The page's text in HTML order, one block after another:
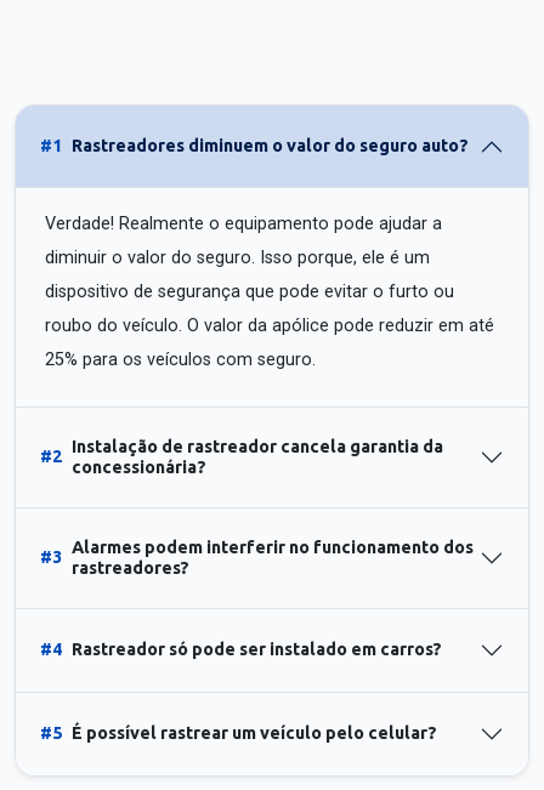
#1 Rastreadores diminuem o valor do seguro auto?
Verdade! Realmente o equipamento pode ajudar a
diminuir o valor do seguro. Isso porque, ele é um
dispositivo de segurança que pode evitar o furto ou
roubo do veículo. O valor da apólice pode reduzir em até
25% para os veículos com seguro.
#2
Instalação de rastreador cancela garantia da
concessionária?
#3
Alarmes podem interferir no funcionamento dos
rastreadores?
#4 Rastreador só pode ser instalado em carros?
#5 É possível rastrear um veículo pelo celular?